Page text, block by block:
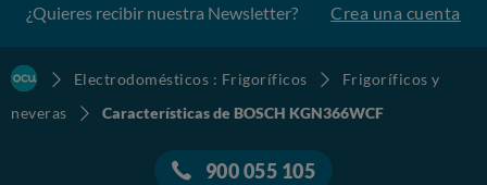
¿Quieres recibir nuestra Newsletter? Crea una cuenta
Electrodomésticos : Frigoríficos
Frigoríficos y
neveras
Características de BOSCH KGN366WCF
900 055 105